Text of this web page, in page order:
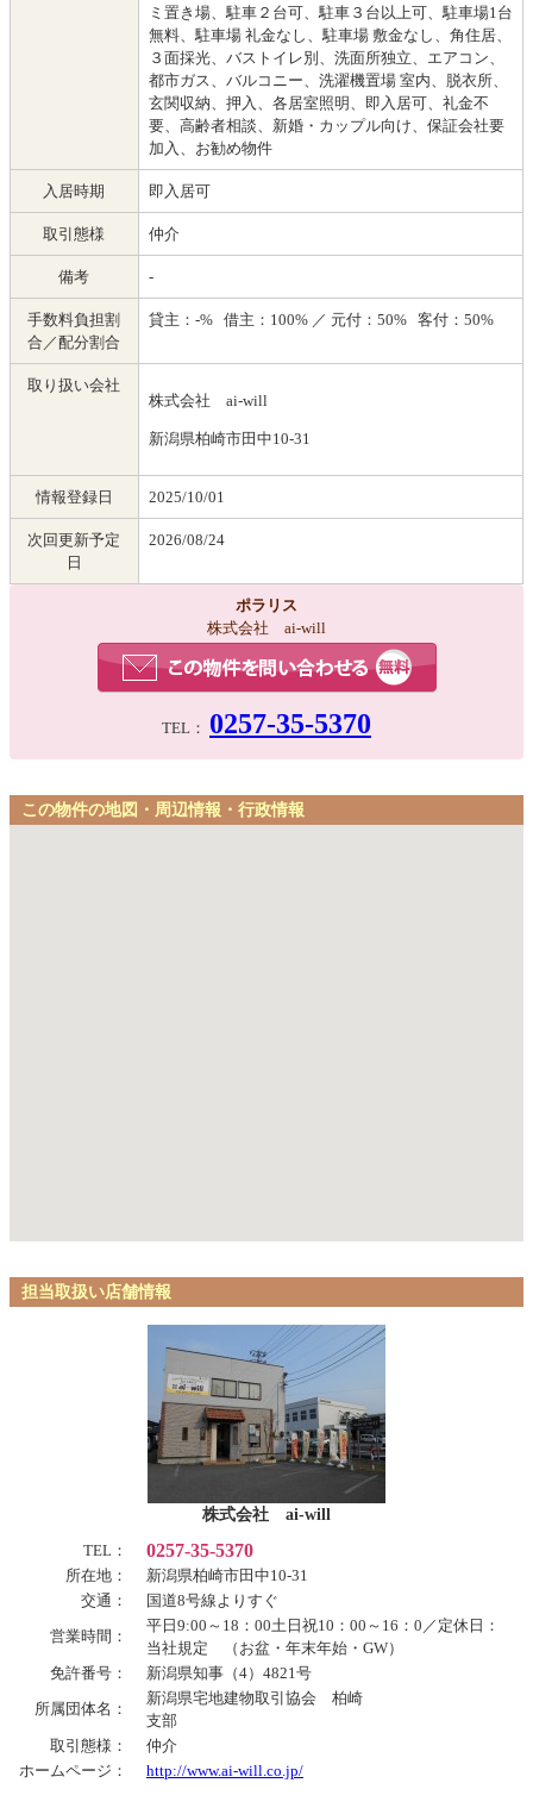
ミ置き場、駐車２台可、駐車３台以上可、駐車場1台
無料、駐車場 礼金なし、駐車場 敷金なし、角住居、
３面採光、バストイレ別、洗面所独立、エアコン、
都市ガス、バルコニー、洗濯機置場 室内、脱衣所、
玄関収納、押入、各居室照明、即入居可、礼金不
要、高齢者相談、新婚・カップル向け、保証会社要
加入、お勧め物件
入居時期 即入居可
取引態様 仲介
備考 -
手数料負担割
合／配分割合
貸主：-% 借主：100% ／ 元付：50% 客付：50%
取り扱い会社
株式会社 ai-will
新潟県柏崎市田中10-31
情報登録日 2025/10/01
次回更新予定
日
2026/08/24
ポラリス
株式会社 ai-will
TEL： 0257-35-5370
この物件の地図・周辺情報・行政情報
担当取扱い店舗情報
株式会社 ai-will
TEL：
0257-35-5370
所在地：
新潟県柏崎市田中10-31
交通：
国道8号線よりすぐ
営業時間：
平日9:00～18：00土日祝10：00～16：0／定休日：
当社規定 （お盆・年末年始・GW）
免許番号：
新潟県知事（4）4821号
所属団体名：
新潟県宅地建物取引協会 柏崎
支部
取引態様：
仲介
ホームページ：
http://www.ai-will.co.jp/